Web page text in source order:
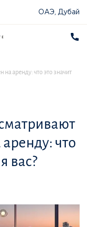
ОАЭ, Дубай
на аренду: что это значит
что
вас?